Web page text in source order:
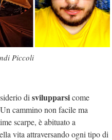
Piccoli
di svilupparsicome
cammino non facile ma
scarpe, è abituato a
vita attraversando ogni tipo di